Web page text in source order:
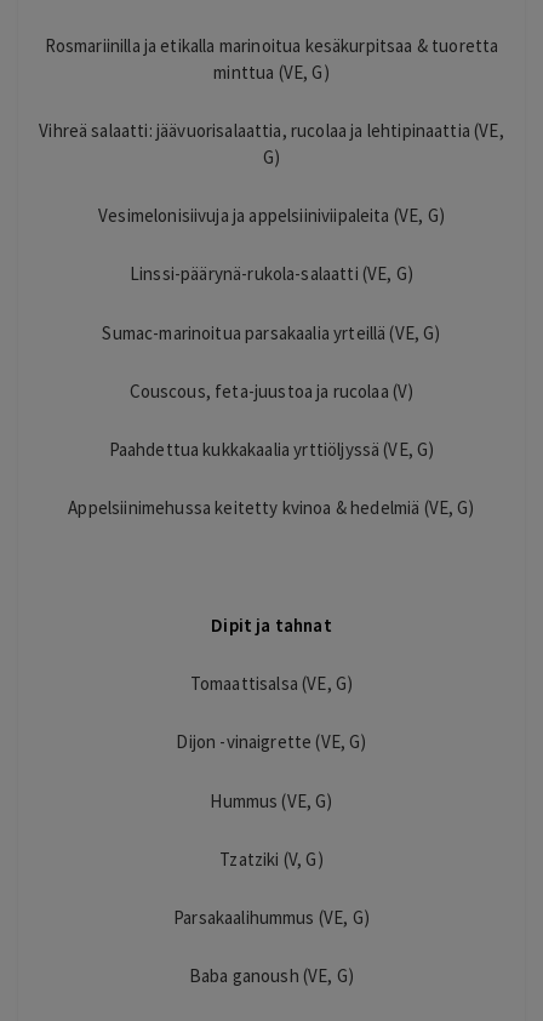
Rosmariinilla ja etikalla marinoitua kesäkurpitsaa & tuoretta
minttua (VE, G)
Vihreä salaatti: jäävuorisalaattia, rucolaa ja lehtipinaattia (VE,
G)
Vesimelonisiivuja ja appelsiiniviipaleita (VE, G)
Linssi-päärynä-rukola-salaatti (VE, G)
Sumac-marinoitua parsakaalia yrteillä (VE, G)
Couscous, feta-juustoa ja rucolaa (V)
Paahdettua kukkakaalia yrttiöljyssä (VE, G)
Appelsiinimehussa keitetty kvinoa & hedelmiä (VE, G)
Dipit ja tahnat
Tomaattisalsa (VE, G)
Dijon -vinaigrette (VE, G)
Hummus (VE, G)
Tzatziki (V, G)
Parsakaalihummus (VE, G)
Baba ganoush (VE, G)